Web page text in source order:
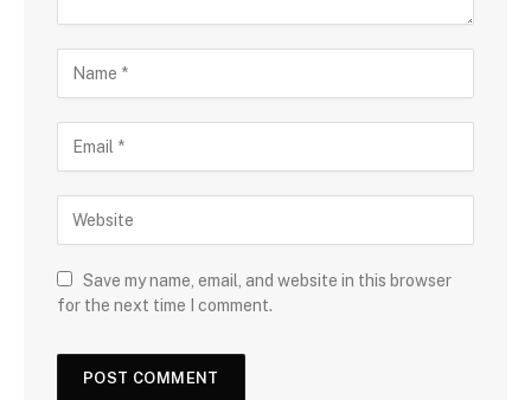
Save my name, email, and website in this browser
for the next time I comment.